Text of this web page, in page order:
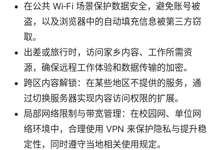
在公共 Wi‑Fi 场景保护数据安全，避免账号被
盗，以及浏览器中的自动填充信息被第三方窃
取。
出差或旅行时，访问家乡内容、工作所需资
源，确保远程工作体验和数据传输的加密。
跨区内容解锁：在某些地区不提供的服务，通
过切换服务器实现内容访问权限的扩展。
局部网络限制与带宽管理：在校园网、单位网
络环境中，合理使用 VPN 来保护隐私与提升稳
定性，同时遵守当地相关使用规定。